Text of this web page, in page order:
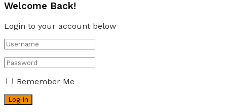
Welcome Back!
Login to your account below
Remember Me